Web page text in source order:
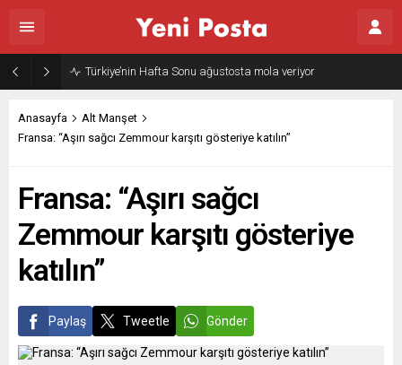
Türkiye’nin Hafta Sonu ağustosta mola veriyor
Anasayfa
Alt Manşet
Fransa: “Aşırı sağcı Zemmour karşıtı gösteriye katılın”
Fransa: “Aşırı sağcı
Zemmour karşıtı gösteriye
katılın”
Paylaş Tweetle Gönder